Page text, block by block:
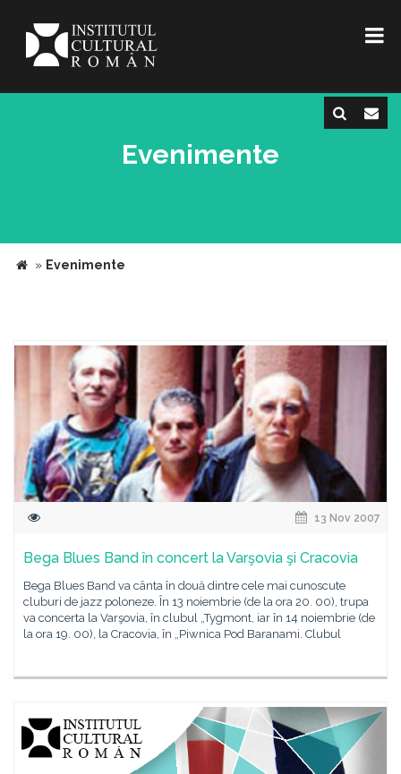
Evenimente
» Evenimente
13 Nov 2007
Bega Blues Band în concert la Varşovia şi Cracovia
Bega Blues Band va cânta în două dintre cele mai cunoscute
cluburi de jazz poloneze. În 13 noiembrie (de la ora 20. 00), trupa
va concerta la Varşovia, în clubul „Tygmont, iar în 14 noiembrie (de
la ora 19. 00), la Cracovia, în „Piwnica Pod Baranami. Clubul